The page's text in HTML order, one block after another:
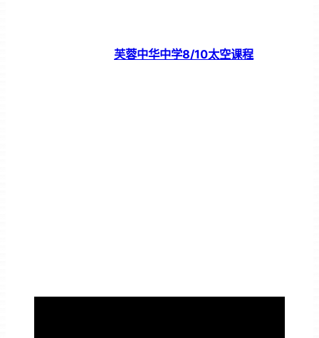
芙蓉中华中学8/10太空课程